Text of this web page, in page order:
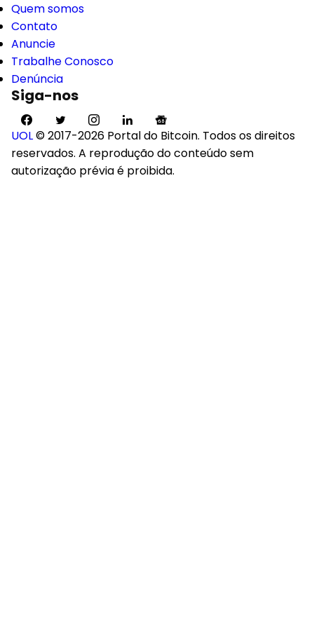
Quem somos
Contato
Anuncie
Trabalhe Conosco
Denúncia
Siga-nos
UOL© 2017-2026 Portal do Bitcoin. Todos os direitos
reservados. A reprodução do conteúdo sem
autorização prévia é proibida.